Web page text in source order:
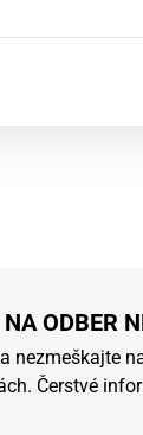
ODBER
nezmeškajte
Čerstvé